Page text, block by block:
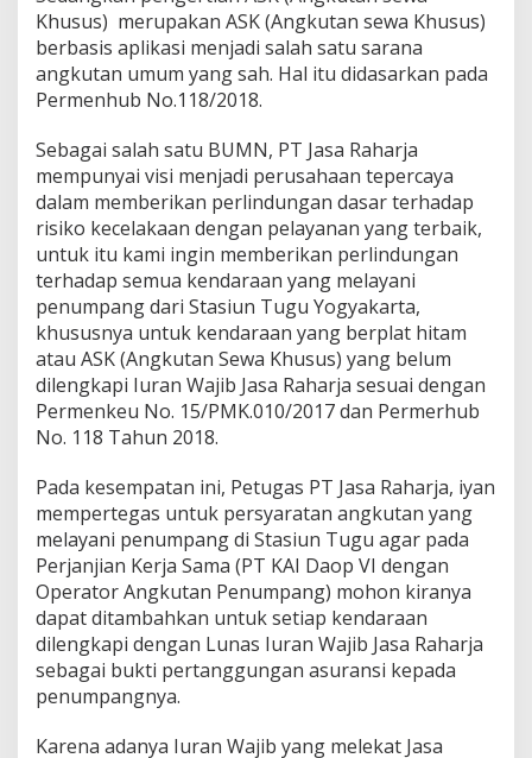
Khusus) merupakan ASK (Angkutan sewa Khusus)
berbasis aplikasi menjadi salah satu sarana
angkutan umum yang sah. Hal itu didasarkan pada
Permenhub No.118/2018.
Sebagai salah satu BUMN, PT Jasa Raharja
mempunyai visi menjadi perusahaan tepercaya
dalam memberikan perlindungan dasar terhadap
risiko kecelakaan dengan pelayanan yang terbaik,
untuk itu kami ingin memberikan perlindungan
terhadap semua kendaraan yang melayani
penumpang dari Stasiun Tugu Yogyakarta,
khususnya untuk kendaraan yang berplat hitam
atau ASK (Angkutan Sewa Khusus) yang belum
dilengkapi Iuran Wajib Jasa Raharja sesuai dengan
Permenkeu No. 15/PMK.010/2017 dan Permerhub
No. 118 Tahun 2018.
Pada kesempatan ini, Petugas PT Jasa Raharja, iyan
mempertegas untuk persyaratan angkutan yang
melayani penumpang di Stasiun Tugu agar pada
Perjanjian Kerja Sama (PT KAI Daop VI dengan
Operator Angkutan Penumpang) mohon kiranya
dapat ditambahkan untuk setiap kendaraan
dilengkapi dengan Lunas Iuran Wajib Jasa Raharja
sebagai bukti pertanggungan asuransi kepada
penumpangnya.
Karena adanya Iuran Wajib yang melekat Jasa